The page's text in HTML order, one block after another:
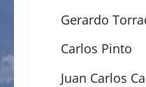
Gerardo
Carlos Pinto
Juan Carlos